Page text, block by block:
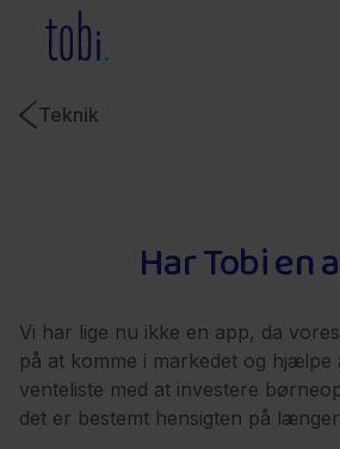
Teknik
Har Tobi en
Vi har lige nu ikke en app, da
på at komme i markedet og hjælpe
venteliste med at investere
det er bestemt hensigten på